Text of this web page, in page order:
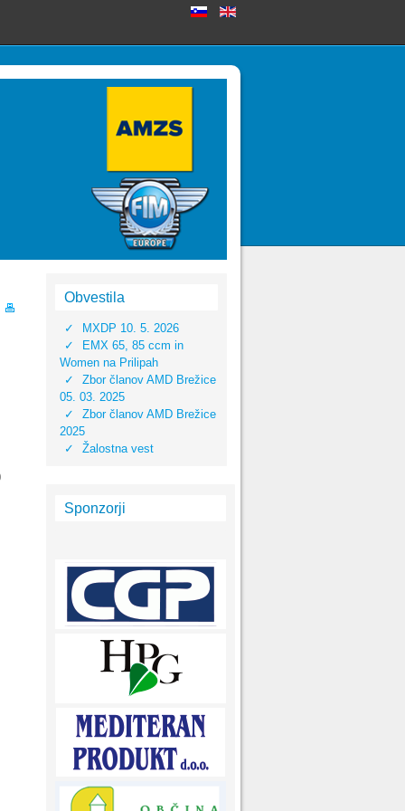
Obvestila
MXDP 10. 5. 2026
EMX 65, 85 ccm in
Women na Prilipah
Zbor članov AMD Brežice
05. 03. 2025
Zbor članov AMD Brežice
2025
Žalostna vest
Sponzorji